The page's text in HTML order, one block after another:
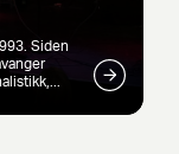
Siden